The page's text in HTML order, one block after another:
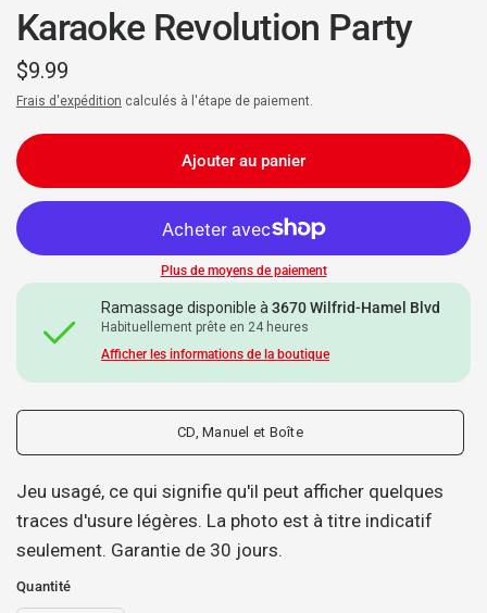
Karaoke Revolution Party
$9.99
Frais d'expédition calculés à l'étape de paiement.
Ajouter au panier
Plus de moyens de paiement
Ramassage disponible à3670 Wilfrid-Hamel Blvd
Habituellement prête en 24 heures
Afficher les informations de la boutique
CD, Manuel et Boîte
Jeu usagé, ce qui signifie qu'il peut afficher quelques
traces d'usure légères. La photo est à titre indicatif
seulement. Garantie de 30 jours.
Quantité